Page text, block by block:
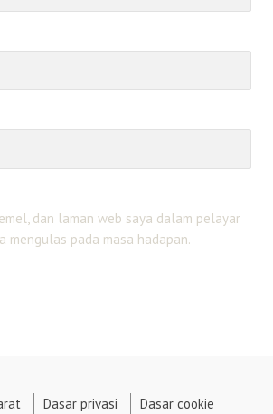
dan laman web saya dalam pelayar
mengulas pada masa hadapan.
Dasar privasi
Dasar cookie